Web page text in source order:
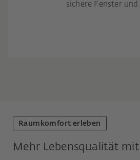
sichere Fenster und
Raumkomfort erleben
Mehr Lebensqualität